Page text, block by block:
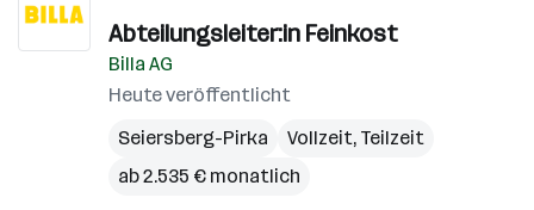
Abteilungsleiter:in Feinkost
Billa AG
Heute veröffentlicht
Seiersberg-Pirka
Vollzeit, Teilzeit
ab 2.535 € monatlich